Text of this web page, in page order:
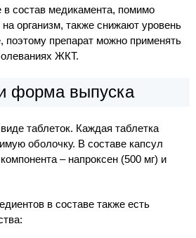
состав медикамента, помимо
на организм, также снижают уровень
поэтому препарат можно применять
ЖКТ.
форма выпуска
таблеток. Каждая таблетка
оболочку. В составе капсул
– напроксен (500 мг) и
в составе также есть